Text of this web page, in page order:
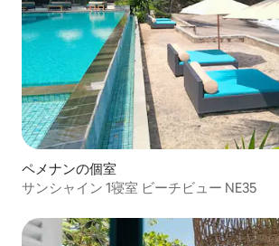
ペメナンの個室
サンシャイン 1寝室 ビーチビュー NE35